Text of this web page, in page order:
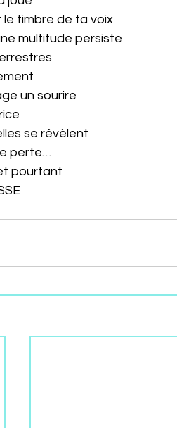
timbre de ta voix
multitude persiste
un sourire
se révèlent
perte…
pourtant